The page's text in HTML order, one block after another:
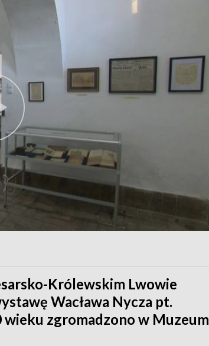
Królewskim Lwowie
Wacława Nycza pt.
wieku zgromadzono w Muzeum